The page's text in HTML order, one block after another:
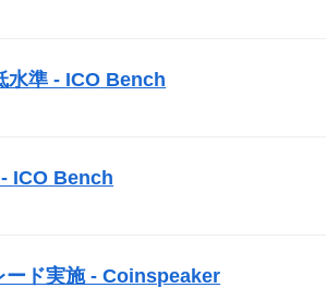
水準 - ICO Bench
ICO Bench
ード実施 - Coinspeaker